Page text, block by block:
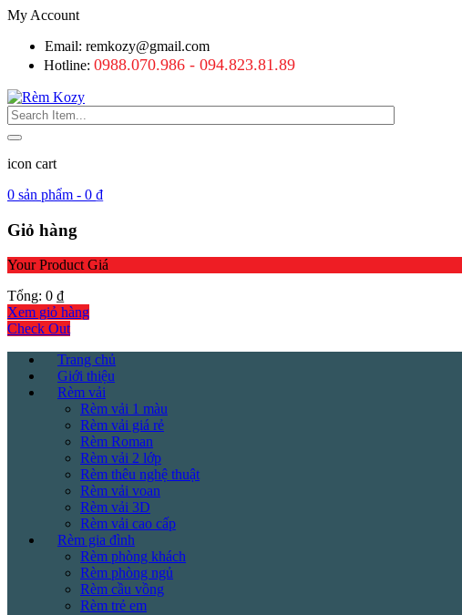
My Account
Email: remkozy@gmail.com
Hotline: 0988.070.986 - 094.823.81.89
icon cart
0 sản phẩm - 0 ₫
Giỏ hàng
Your Product Giá
Tổng: 0 ₫
Xem giỏ hàng
Check Out
Trang chủ
Giới thiệu
Rèm vải
Rèm vải 1 màu
Rèm vải giá rẻ
Rèm Roman
Rèm vải 2 lớp
Rèm thêu nghệ thuật
Rèm vải voan
Rèm vải 3D
Rèm vải cao cấp
Rèm gia đình
Rèm phòng khách
Rèm phòng ngủ
Rèm cầu vồng
Rèm trẻ em